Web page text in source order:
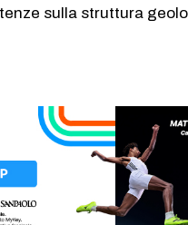
sulla struttura